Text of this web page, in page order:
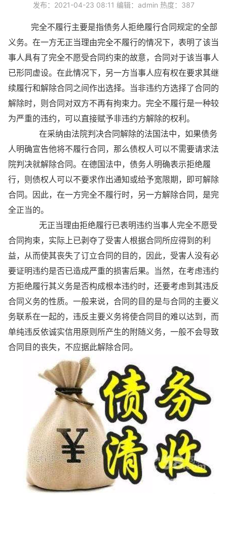
发布：2021-04-23 08:11 编辑：admin 热度：387
完全不履行主要是指债务人拒绝履行合同规定的全部
义务。在一方无正当理由完全不履行的情况下，表明了该当
事人具有了完全不愿受合同约束的故意，合同对于该当事人
已形同虚设。在此情况下，另一方当事人应有权在要求其继
续履行和解除合同之间作出选择。当非违约方选择了合同的
解除时，则合同对双方不再有拘束力。完全不履行是一种较
为严重的违约，可以直接赋予非违约方解除的权利。
在采纳由法院判决合同解除的法国法中，如果债务
人明确宣告他将不履行合同，那么债权人可以不需要请求法
院判决就解除合同。在德国法中，债务人明确表示拒绝履
行，则债权人可以不要求作出通知或给予宽限期，即可解除
合同。因此，在一方完全不履行时，另一方解除合同，是完
全正当的。
无正当理由拒绝履行已表明违约当事人完全不愿受
合同拘束，实际上已剥夺了受害人根据合同所应得到的利
益，从而使其丧失了订立合同的目的，因此，受害人没有必
要证明违约是否已造成严重的损害后果。当然，在考虑违约
方拒绝履行其义务是否构成根本违约时，还要考虑到其违反
合同义务的性质。一般来说，合同的目的是与合同的主要义
务联系在一起的，违反主要义务将使合同目的难以达到，而
单纯违反依诚实信用原则所产生的附随义务，一般不会导致
合同目的丧失，不应据此解除合同。